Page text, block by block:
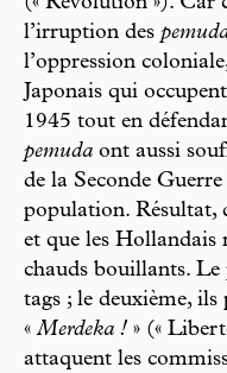
l’irruption des
l’oppression
Japonais qui
1945 tout en
pemuda ont aussi
de la Seconde
population. Résultat,
et que les Hollandais
chauds bouillants. Le
tags ; le deuxième,
«Merdeka ! » («
attaquent les